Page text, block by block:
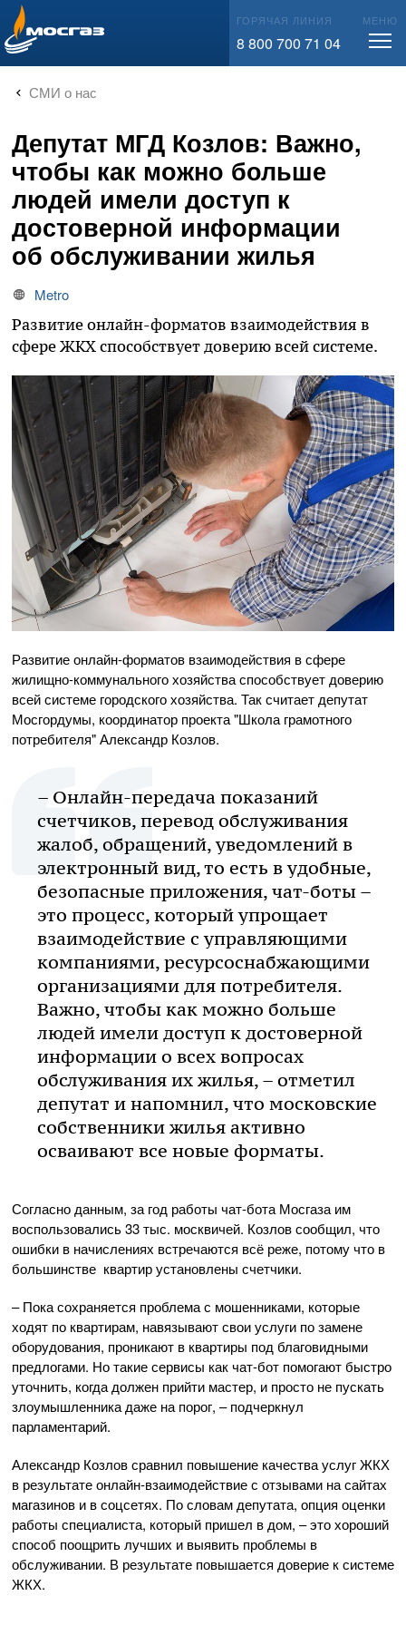
info@mos-gaz.ru ГОРЯЧАЯ ЛИНИЯ
8 800 700 71 04
МЕНЮ
СМИ о нас
Депутат МГД Козлов: Важно,
чтобы как можно больше
людей имели доступ к
достоверной информации
об обслуживании жилья
Metro
Развитие онлайн-форматов взаимодействия в
сфере ЖКХ способствует доверию всей системе.
Развитие онлайн-форматов взаимодействия в сфере
жилищно-коммунального хозяйства способствует доверию
всей системе городского хозяйства. Так считает депутат
Мосгордумы, координатор проекта "Школа грамотного
потребителя" Александр Козлов.
– Онлайн-передача показаний
счетчиков, перевод обслуживания
жалоб, обращений, уведомлений в
электронный вид, то есть в удобные,
безопасные приложения, чат-боты –
это процесс, который упрощает
взаимодействие с управляющими
компаниями, ресурсоснабжающими
организациями для потребителя.
Важно, чтобы как можно больше
людей имели доступ к достоверной
информации о всех вопросах
обслуживания их жилья, – отметил
депутат и напомнил, что московские
собственники жилья активно
осваивают все новые форматы.
Согласно данным, за год работы чат-бота Мосгаза им
воспользовались 33 тыс. москвичей. Козлов сообщил, что
ошибки в начислениях встречаются всё реже, потому что в
большинстве квартир установлены счетчики.
– Пока сохраняется проблема с мошенниками, которые
ходят по квартирам, навязывают свои услуги по замене
оборудования, проникают в квартиры под благовидными
предлогами. Но такие сервисы как чат-бот помогают быстро
уточнить, когда должен прийти мастер, и просто не пускать
злоумышленника даже на порог, – подчеркнул
парламентарий.
Александр Козлов сравнил повышение качества услуг ЖКХ
в результате онлайн-взаимодействие с отзывами на сайтах
магазинов и в соцсетях. По словам депутата, опция оценки
работы специалиста, который пришел в дом, – это хороший
способ поощрить лучших и выявить проблемы в
обслуживании. В результате повышается доверие к системе
ЖКХ.